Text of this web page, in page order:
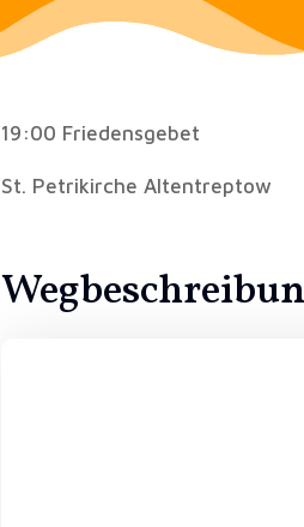
19:00 Friedensgebet
St. Petrikirche Altentreptow